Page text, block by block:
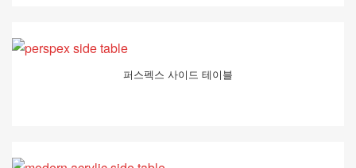
퍼스펙스 사이드 테이블